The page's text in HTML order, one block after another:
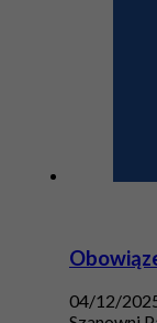
04/12/